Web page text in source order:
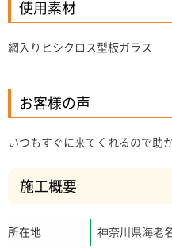
使用素材
網入りヒシクロス型板ガラス
お客様の声
いつもすぐに来てくれるので助
施工概要
所在地 神奈川県海老